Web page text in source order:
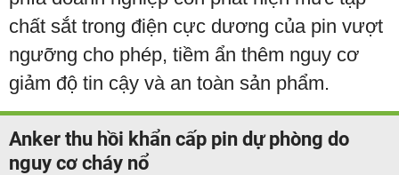
chất sắt trong điện cực dương của pin vượt
ngưỡng cho phép, tiềm ẩn thêm nguy cơ
giảm độ tin cậy và an toàn sản phẩm.
Anker thu hồi khẩn cấp pin dự phòng do
nguy cơ cháy nổ